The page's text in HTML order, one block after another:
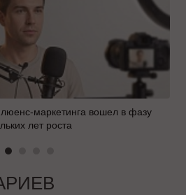
маркетинга вошел в фазу
лет роста